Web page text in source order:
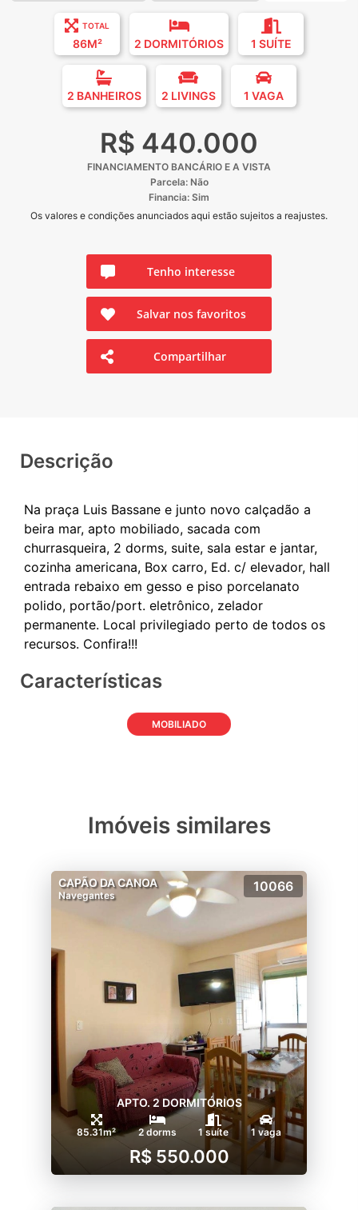
TOTAL
86M² 2 DORMITÓRIOS 1 SUÍTE
2 BANHEIROS 2 LIVINGS 1 VAGA
R$ 440.000
FINANCIAMENTO BANCÁRIO E A VISTA
Parcela: Não
Financia: Sim
Os valores e condições anunciados aqui estão sujeitos a reajustes.
Tenho interesse
Salvar nos favoritos
Compartilhar
Descrição
Na praça Luis Bassane e junto novo calçadão a
beira mar, apto mobiliado, sacada com
churrasqueira, 2 dorms, suite, sala estar e jantar,
cozinha americana, Box carro, Ed. c/ elevador, hall
entrada rebaixo em gesso e piso porcelanato
polido, portão/port. eletrônico, zelador
permanente. Local privilegiado perto de todos os
Características
MOBILIADO
Imóveis similares
CAPÃO DA CANOA
Navegantes
10066
APTO. 2 DORMITÓRIOS
85.31m² 2 dorms 1 suíte 1 vaga
R$ 550.000